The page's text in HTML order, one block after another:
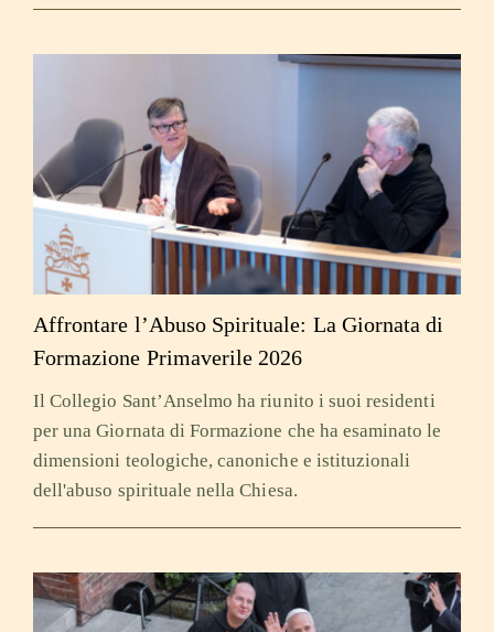
Affrontare l’Abuso Spirituale: La Giornata di
Formazione Primaverile 2026
Il Collegio Sant’Anselmo ha riunito i suoi residenti
per una Giornata di Formazione che ha esaminato le
dimensioni teologiche, canoniche e istituzionali
dell'abuso spirituale nella Chiesa.